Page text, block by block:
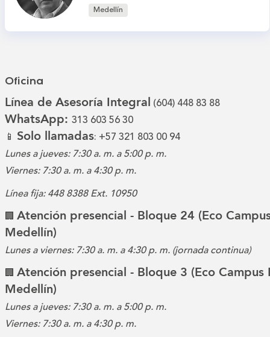
Medellín
Oficina
Línea de Asesoría Integral (604) 448 83 88
WhatsApp: 313 603 56 30
📱 Solo llamadas: +57 321 803 00 94
Lunes a jueves: 7:30 a. m. a 5:00 p. m.
Viernes: 7:30 a. m. a 4:30 p. m.
Línea fija: 448 8388 Ext. 10950
🏢 Atención presencial - Bloque 24 (Eco
Medellín)
Lunes a viernes: 7:30 a. m. a 4:30 p. m. (jornada continua)
🏢 Atención presencial - Bloque 3 (Eco Campus
Medellín)
Lunes a jueves: 7:30 a. m. a 5:00 p. m.
Viernes: 7:30 a. m. a 4:30 p. m.